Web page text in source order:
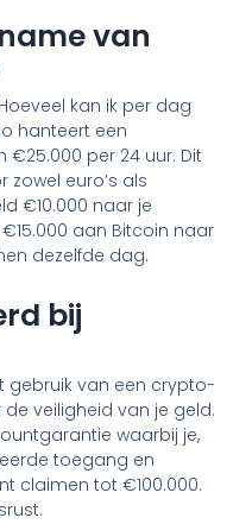
van
kan ik per dag
hanteert een
per 24 uur. Dit
euro’s als
€10.000 naar je
aan Bitcoin naar
dezelfde dag.
bij
gebruik van een crypto-
veiligheid van je geld.
waarbij je,
toegang en
claimen tot €100.000.